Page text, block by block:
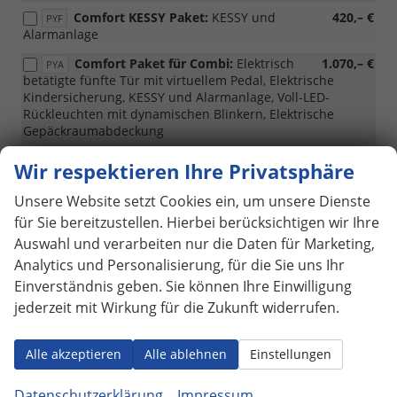
PYF 420,– €
Comfort KESSY Paket: KESSY und
Alarmanlage
PYA 1.070,– €
Comfort Paket für Combi: Elektrisch
betätigte fünfte Tür mit virtuellem Pedal, Elektrische
Kindersicherung, KESSY und Alarmanlage, Voll-LED-
Rückleuchten mit dynamischen Blinkern, Elektrische
Gepäckraumabdeckung
1.020,– €
Comfort Paket für Liftback:
Elektrisch
betätigte fünfte Tür mit virtuellem Pedal, Elektrische
Kindersicherung, KESSY und Alarmanlage, Voll-LED-
Rückleuchten mit dynamischen Blinkern
PYE 1.360,– €
Comfort Plus Paket für Combi:
Elektrisch betätigte fünfte Tür mit virtuellem Pedal,
Elektrische Kindersicherung, KESSY und Alarmanlage, Voll-
LED-Rückleuchten mit dynamischen Blinkern, Elektrische
Gepäckraumabdeckung, Rückfahrkamera
PYE 1.310,– €
Comfort Plus Paket für Liftback:
Elektrisch betätigte fünfte Tür mit virtuellem Pedal,
Elektrische Kindersicherung, KESSY und Alarmanlage, Voll-
LED-Rückleuchten mit dynamischen Blinkern,
Wir respektieren Ihre Privatsphäre
Unsere Website setzt Cookies ein, um unsere Dienste
für Sie bereitzustellen. Hierbei berücksichtigen wir Ihre
Auswahl und verarbeiten nur die Daten für Marketing,
Analytics und Personalisierung, für die Sie uns Ihr
Einverständnis geben. Sie können Ihre Einwilligung
jederzeit mit Wirkung für die Zukunft widerrufen.
Alle akzeptieren Alle ablehnen Einstellungen